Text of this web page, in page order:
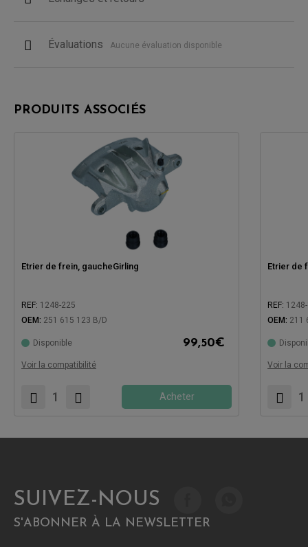
Évaluations Aucune évaluation disponible
PRODUITS ASSOCIÉS
Etrier de frein, gaucheGirling
REF: 1248-225
OEM: 251 615 123 B/D
Disponible 99,50€
Voir la compatibilité
Acheter
Etrier de
REF:
OEM: 211
Voir la
SUIVEZ-NOUS
S'ABONNER À LA NEWSLETTER